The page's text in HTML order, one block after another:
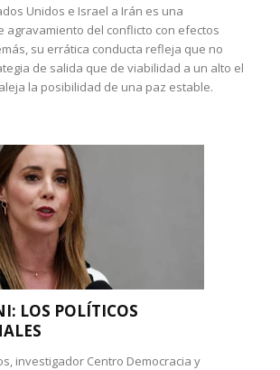
Unidos e Israel a Irán es una
agravamiento del conflicto con efectos
su errática conducta refleja que no
de salida que de viabilidad a un alto el
la posibilidad de una paz estable.
LOS POLÍTICOS
investigador Centro Democracia y